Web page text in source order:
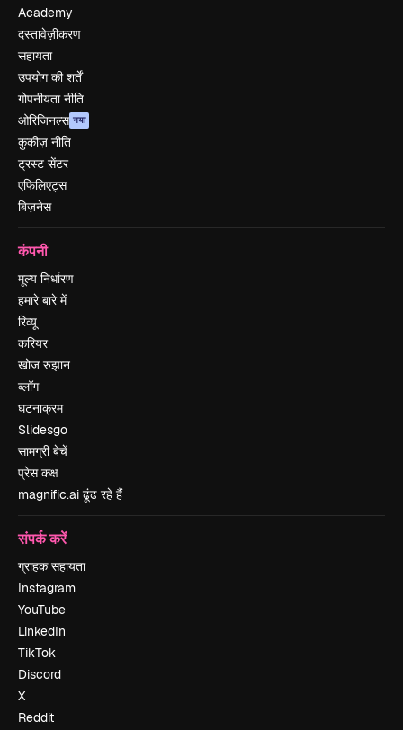
Academy
दस्तावेज़ीकरण
सहायता
उपयोग की शर्तें
गोपनीयता नीति
ओरिजिनल्स नया
कुकीज़ नीति
ट्रस्ट सेंटर
एफिलिएट्स
बिज़नेस
कंपनी
मूल्य निर्धारण
हमारे बारे में
रिव्यू
करियर
खोज रुझान
ब्लॉग
घटनाक्रम
Slidesgo
सामग्री बेचें
प्रेस कक्ष
magnific.ai ढूंढ रहे हैं
संपर्क करें
ग्राहक सहायता
Instagram
YouTube
LinkedIn
TikTok
Discord
X
Reddit